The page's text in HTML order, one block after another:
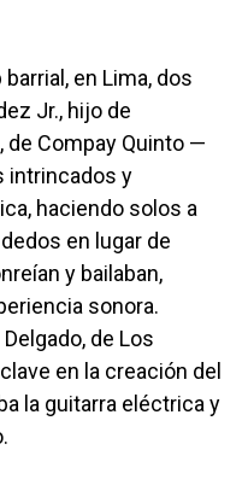
en Lima, dos
Jr., hijo de
de Compay Quinto —
intrincados y
haciendo solos a
en lugar de
y bailaban,
sonora.
de Los
en la creación del
la guitarra eléctrica y